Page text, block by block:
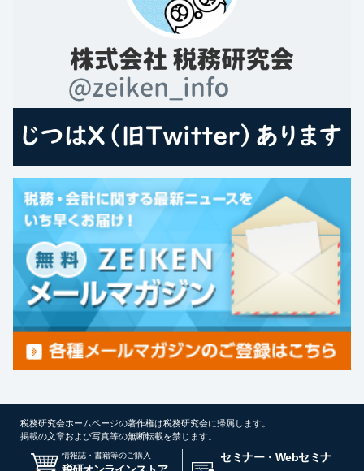
税務研究会ホームページの著作権は税務研究会に帰属します。
掲載の文章および写真等の無断転載を禁じます。
情報誌・書籍等のご購入
セミナー・Webセミナ